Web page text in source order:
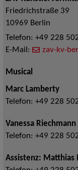
Friedrichstraße 39
10969 Berlin
Telefon: +49 228
E-Mail:
zav-kv-
Musical
Marc Lamberty
Telefon: +49 228
Vanessa Riechmann
Telefon: +49 228
Assistenz: Matthias